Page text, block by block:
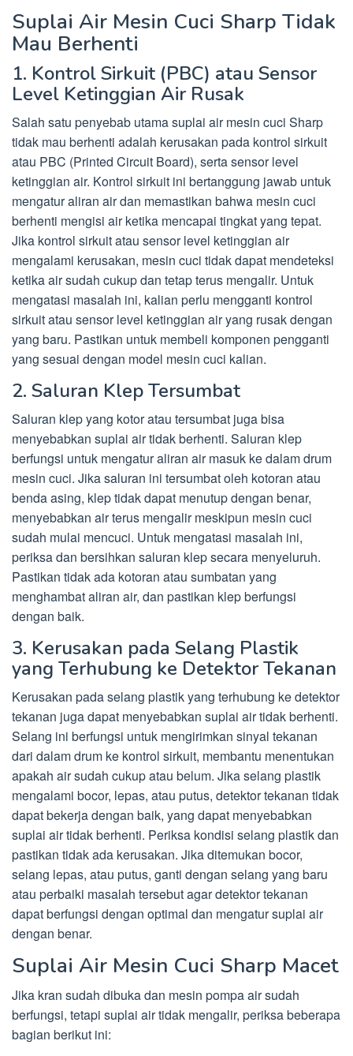
Suplai Air Mesin Cuci Sharp Tidak
Mau Berhenti
1. Kontrol Sirkuit (PBC) atau Sensor
Level Ketinggian Air Rusak
Salah satu penyebab utama suplai air mesin cuci Sharp
tidak mau berhenti adalah kerusakan pada kontrol sirkuit
atau PBC (Printed Circuit Board), serta sensor level
ketinggian air. Kontrol sirkuit ini bertanggung jawab untuk
mengatur aliran air dan memastikan bahwa mesin cuci
berhenti mengisi air ketika mencapai tingkat yang tepat.
Jika kontrol sirkuit atau sensor level ketinggian air
mengalami kerusakan, mesin cuci tidak dapat mendeteksi
ketika air sudah cukup dan tetap terus mengalir. Untuk
mengatasi masalah ini, kalian perlu mengganti kontrol
sirkuit atau sensor level ketinggian air yang rusak dengan
yang baru. Pastikan untuk membeli komponen pengganti
yang sesuai dengan model mesin cuci kalian.
2. Saluran Klep Tersumbat
Saluran klep yang kotor atau tersumbat juga bisa
menyebabkan suplai air tidak berhenti. Saluran klep
berfungsi untuk mengatur aliran air masuk ke dalam drum
mesin cuci. Jika saluran ini tersumbat oleh kotoran atau
benda asing, klep tidak dapat menutup dengan benar,
menyebabkan air terus mengalir meskipun mesin cuci
sudah mulai mencuci. Untuk mengatasi masalah ini,
periksa dan bersihkan saluran klep secara menyeluruh.
Pastikan tidak ada kotoran atau sumbatan yang
menghambat aliran air, dan pastikan klep berfungsi
dengan baik.
3. Kerusakan pada Selang Plastik
yang Terhubung ke Detektor Tekanan
Kerusakan pada selang plastik yang terhubung ke detektor
tekanan juga dapat menyebabkan suplai air tidak berhenti.
Selang ini berfungsi untuk mengirimkan sinyal tekanan
dari dalam drum ke kontrol sirkuit, membantu menentukan
apakah air sudah cukup atau belum. Jika selang plastik
mengalami bocor, lepas, atau putus, detektor tekanan tidak
dapat bekerja dengan baik, yang dapat menyebabkan
suplai air tidak berhenti. Periksa kondisi selang plastik dan
pastikan tidak ada kerusakan. Jika ditemukan bocor,
selang lepas, atau putus, ganti dengan selang yang baru
atau perbaiki masalah tersebut agar detektor tekanan
dapat berfungsi dengan optimal dan mengatur suplai air
dengan benar.
Suplai Air Mesin Cuci Sharp Macet
Jika kran sudah dibuka dan mesin pompa air sudah
berfungsi, tetapi suplai air tidak mengalir, periksa beberapa
bagian berikut ini: